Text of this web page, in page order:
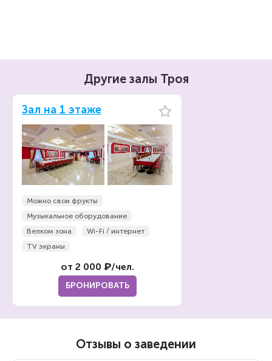
Другие залы Троя
Зал на 1 этаже
Можно свои фрукты
Музыкальное оборудование
Велком зона
Wi-Fi / интернет
TV экраны
от 2 000 ₽/чел.
БРОНИРОВАТЬ
Отзывы о заведении